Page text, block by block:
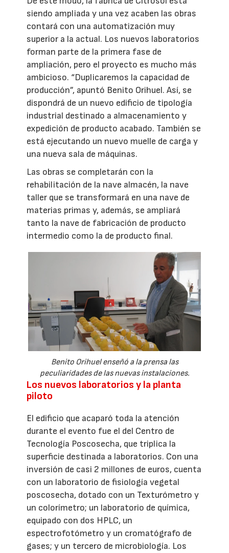
siendo ampliada y una vez acaben las obras
contará con una automatización muy
superior a la actual. Los nuevos laboratorios
forman parte de la primera fase de
ampliación, pero el proyecto es mucho más
ambicioso. “Duplicaremos la capacidad de
producción”, apuntó Benito Orihuel. Así, se
dispondrá de un nuevo edificio de tipología
industrial destinado a almacenamiento y
expedición de producto acabado. También se
está ejecutando un nuevo muelle de carga y
una nueva sala de máquinas.
Las obras se completarán con la
rehabilitación de la nave almacén, la nave
taller que se transformará en una nave de
materias primas y, además, se ampliará
tanto la nave de fabricación de producto
intermedio como la de producto final.
Benito Orihuel enseñó a la prensa las
peculiaridades de las nuevas instalaciones.
Los nuevos laboratorios y la planta
piloto
El edificio que acaparó toda la atención
durante el evento fue el del Centro de
Tecnología Poscosecha, que triplica la
superficie destinada a laboratorios. Con una
inversión de casi 2 millones de euros, cuenta
con un laboratorio de fisiología vegetal
poscosecha, dotado con un Texturómetro y
un colorímetro; un laboratorio de química,
equipado con dos HPLC, un
espectrofotómetro y un cromatógrafo de
gases; y un tercero de microbiología. Los